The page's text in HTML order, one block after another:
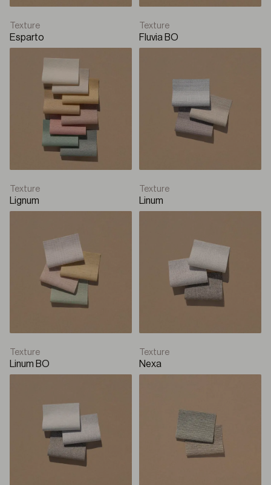
Rullo con cassonetto Solari
Pannello Giapponese
Texture
Esparto
Texture
Fluvia BO
Texture
Lignum
Texture
Linum
Texture
Linum BO
Texture
Nexa